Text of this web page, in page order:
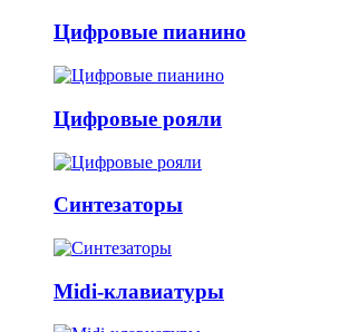
Цифровые пианино
Цифровые рояли
Синтезаторы
Midi-клавиатуры